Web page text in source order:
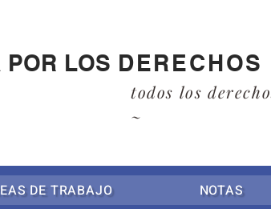
LOS
todos los
~
DE TRABAJO NOTAS